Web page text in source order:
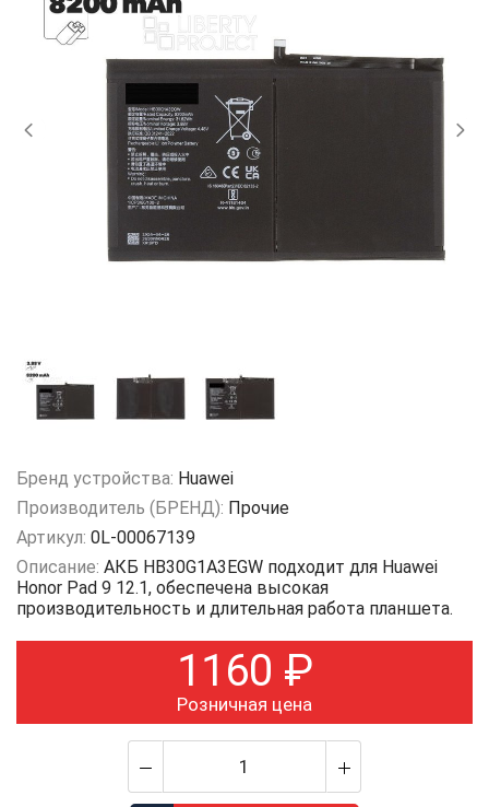
Бренд устройства: Huawei
Производитель (БРЕНД): Прочие
Артикул: 0L-00067139
Описание: АКБ HB30G1A3EGW подходит для Huawei
Honor Pad 9 12.1, обеспечена высокая
производительность и длительная работа планшета.
1160 ₽
Розничная цена